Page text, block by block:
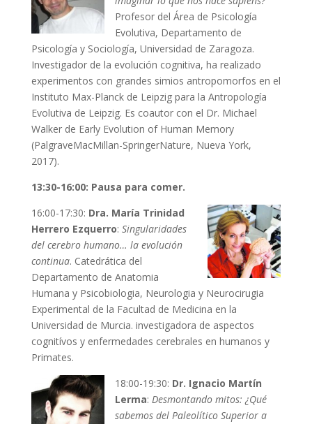
Profesor del Área de Psicología
Evolutiva, Departamento de
Psicología y Sociología, Universidad de Zaragoza.
Investigador de la evolución cognitiva, ha realizado
experimentos con grandes simios antropomorfos en el
Instituto Max-Planck de Leipzig para la Antropología
Evolutiva de Leipzig. Es coautor con el Dr. Michael
Walker de Early Evolution of Human Memory
(PalgraveMacMillan-SpringerNature, Nueva York,
2017).
13:30-16:00: Pausa para comer.
16:00-17:30: Dra. María Trinidad
Herrero Ezquerro: Singularidades
del cerebro humano… la evolución
continua. Catedrática del
Departamento de Anatomia
Humana y Psicobiologia, Neurologia y Neurocirugia
Experimental de la Facultad de Medicina en la
Universidad de Murcia. investigadora de aspectos
cognitívos y enfermedades cerebrales en humanos y
Primates.
18:00-19:30: Dr. Ignacio Martín
Lerma: Desmontando mitos: ¿Qué
sabemos del Paleolítico Superior a